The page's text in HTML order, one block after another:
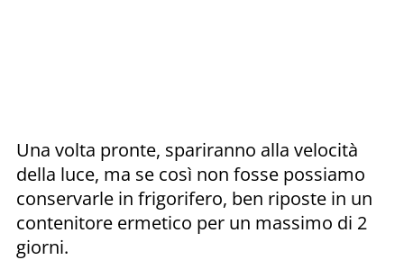
Una volta pronte, spariranno alla velocità
della luce, ma se così non fosse possiamo
conservarle in frigorifero, ben riposte in un
contenitore ermetico per un massimo di 2
giorni.